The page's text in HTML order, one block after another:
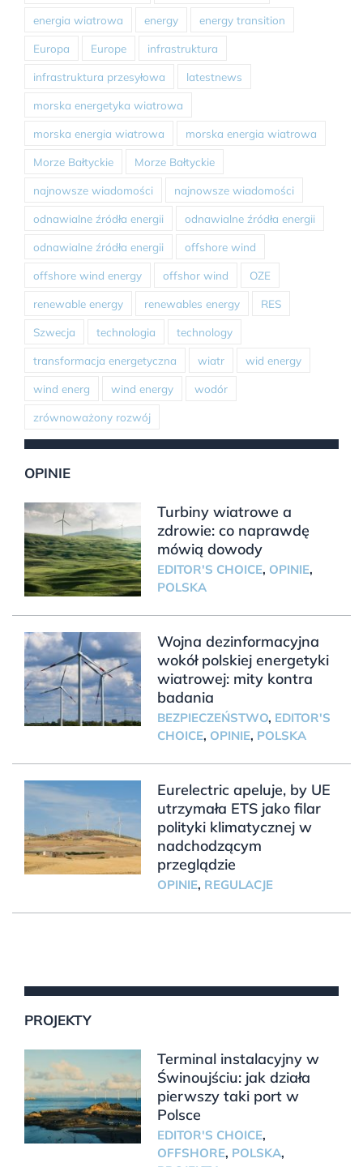
energia wiatrowa energy energy transition
Europa Europe infrastruktura
infrastruktura przesyłowa latestnews
morska energetyka wiatrowa
morska energia wiatrowa morska energia wiatrowa
Morze Bałtyckie Morze Bałtyckie
najnowsze wiadomości najnowsze wiadomości
odnawialne źródła energii odnawialne źródła energii
odnawialne źródła energii offshore wind
offshore wind energy offshor wind OZE
renewable energy renewables energy RES
Szwecja technologia technology
transformacja energetyczna wiatr wid energy
wind energ wind energy wodór
zrównoważony rozwój
OPINIE
Turbiny wiatrowe a
zdrowie: co naprawdę
mówią dowody
EDITOR'S CHOICE, OPINIE,
POLSKA
Wojna dezinformacyjna
wokół polskiej energetyki
wiatrowej: mity kontra
badania
BEZPIECZEŃSTWO, EDITOR'S
CHOICE, OPINIE, POLSKA
Eurelectric apeluje, by UE
utrzymała ETS jako filar
polityki klimatycznej w
nadchodzącym
przeglądzie
OPINIE, REGULACJE
PROJEKTY
Terminal instalacyjny w
Świnoujściu: jak działa
pierwszy taki port w
Polsce
EDITOR'S CHOICE,
OFFSHORE, POLSKA,